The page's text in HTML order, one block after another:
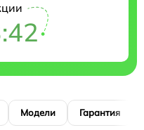
Модели Гарантия